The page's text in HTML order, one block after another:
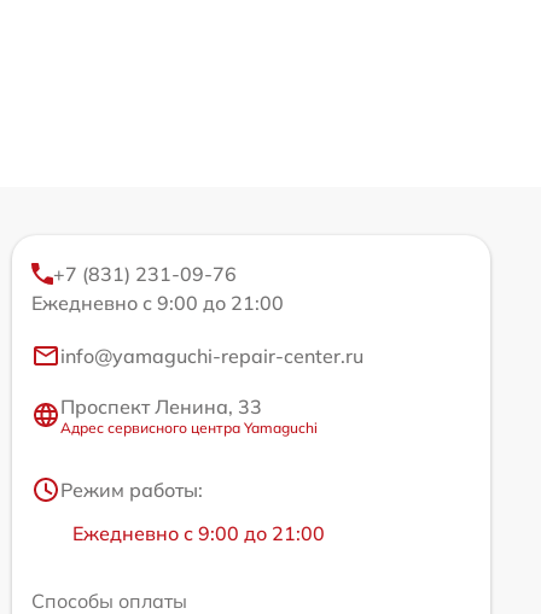
+7 (831) 231-09-76
Ежедневно с 9:00 до 21:00
info@yamaguchi-repair-center.ru
Проспект Ленина, 33
Адрес сервисного центра Yamaguchi
Режим работы:
Ежедневно с 9:00 до 21:00
Способы оплаты